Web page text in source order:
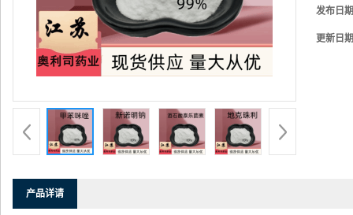
发布日
更新日
产品详请